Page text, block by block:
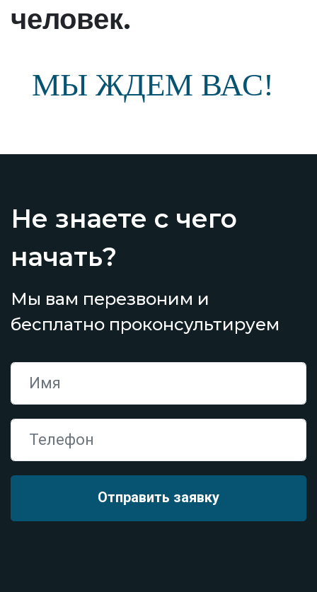
человек.
МЫ ЖДЕМ ВАС!
Не знаете с чего
начать?
Мы вам перезвоним и
бесплатно проконсультируем